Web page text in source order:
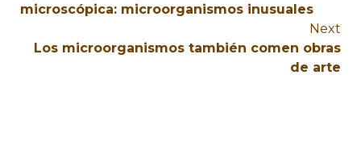
microscópica: microorganismos inusuales
Next
Los microorganismos también comen obras
de arte